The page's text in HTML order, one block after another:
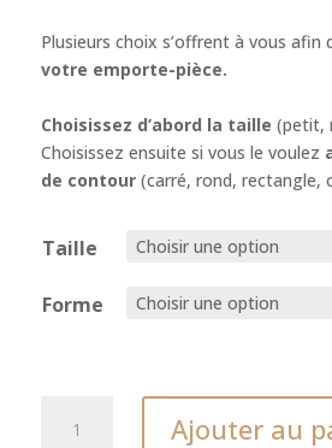
prix
Plusieurs choix s’offrent à vous afin
votre emporte-pièce.
Choisissez d’abord la taille (petit,
Choisissez ensuite si vous le voulez
de contour(carré, rond, rectangle,
Taille
Forme
Ajouter au